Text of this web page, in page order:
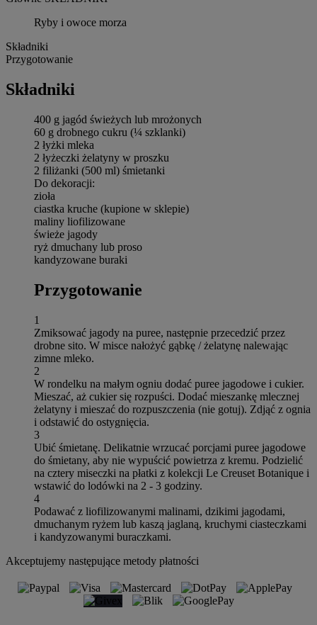
Ryby i owoce morza
Składniki
Przygotowanie
Składniki
400 g jagód świeżych lub mrożonych
60 g drobnego cukru (¼ szklanki)
2 łyżki mleka
2 łyżeczki żelatyny w proszku
2 filiżanki (500 ml) śmietanki
Do dekoracji:
zioła
ciastka kruche (kupione w sklepie)
maliny liofilizowane
świeże jagody
ryż dmuchany lub proso
kandyzowane buraki
Przygotowanie
1
Zmiksować jagody na puree, następnie przecedzić przez
drobne sito. W misce nałożyć gąbkę / żelatynę nalewając
zimne mleko.
2
W rondelku na małym ogniu dodać puree jagodowe i cukier.
Mieszać, aż cukier się rozpuści. Dodać mieszankę mlecznej
żelatyny i mieszać do rozpuszczenia (nie gotuj). Zdjąć z ognia
i odstawić do ostygnięcia.
3
Ubić śmietanę. Delikatnie wrzucać porcjami puree jagodowe
do śmietany, aby nie wypuścić powietrza z kremu. Podzielić
na cztery miseczki na płatki z kolekcji Le Creuset Botanique i
wstawić do lodówki na 2 - 3 godziny.
4
Podawać z liofilizowanymi malinami, dzikimi jagodami,
dmuchanym ryżem lub kaszą jaglaną, kruchymi ciasteczkami
i kandyzowanymi buraczkami.
Akceptujemy następujące metody płatności